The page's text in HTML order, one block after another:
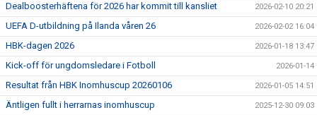
Dealboosterhäftena för 2026 har kommit till kansliet 2026-02-10 20:21
UEFA D-utbildning på Ilanda våren 26 2026-02-02 16:04
HBK-dagen 2026 2026-01-18 13:47
Kick-off för ungdomsledare i Fotboll 2026-01-14
Resultat från HBK Inomhuscup 20260106 2026-01-05 14:51
Äntligen fullt i herrarnas inomhuscup 2025-12-30 09:03